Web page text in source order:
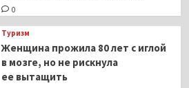
0
Туризм
Женщина прожила 80 лет с иглой
в мозге, но не рискнула
ее вытащить